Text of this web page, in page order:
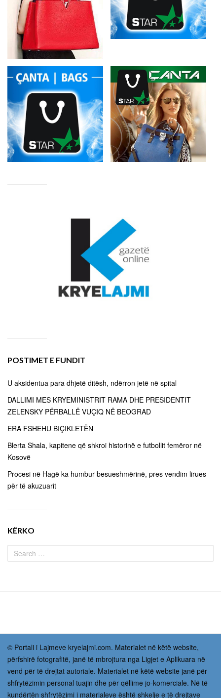
POSTIMET E FUNDIT
U aksidentua para dhjetë ditësh, ndërron jetë në spital
DALLIMI MES KRYEMINISTRIT RAMA DHE PRESIDENTIT
ZELENSKY PËRBALLË VUÇIQ NË BEOGRAD
ERA FSHEHU BIÇIKLETËN
Blerta Shala, kapitene që shkroi historinë e futbollit femëror në
Kosovë
Procesi në Hagë ka humbur besueshmërinë, pres vendim lirues
për të akuzuarit
KËRKO
© Portali i Lajmeve kryelajmi.com. Materialet në këtë website,
përfshirë fotografitë, janë të mbrojtura nga Ligjet e Aplikuara në
vend për të drejtat autoriale. Materialet në këtë website janë për
shfrytëzimin personal tuajin dhe për qëllime jo-komerciale. Në të
kundërtën shfrytëzimi i materialeve është shkelje e të drejtave